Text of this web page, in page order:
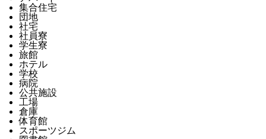
集合住宅
団地
社宅
社員寮
学生寮
旅館
ホテル
学校
病院
公共施設
工場
倉庫
体育館
スポーツジム